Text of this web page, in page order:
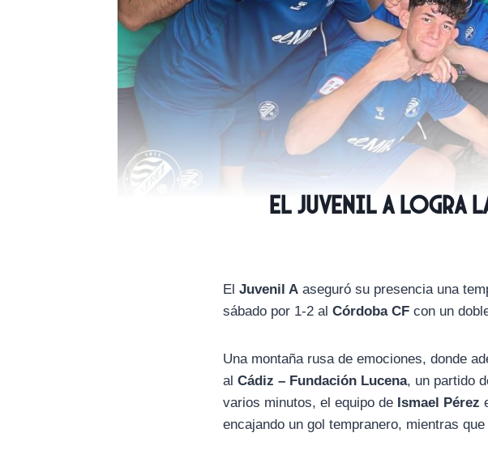
El Juvenil A logra
El Juvenil A aseguró su presencia una
sábado por 1-2 al Córdoba CF con un
Una montaña rusa de emociones, donde
al Cádiz – Fundación Lucena, un partido
varios minutos, el equipo de Ismael Pérez
encajando un gol tempranero, mientras